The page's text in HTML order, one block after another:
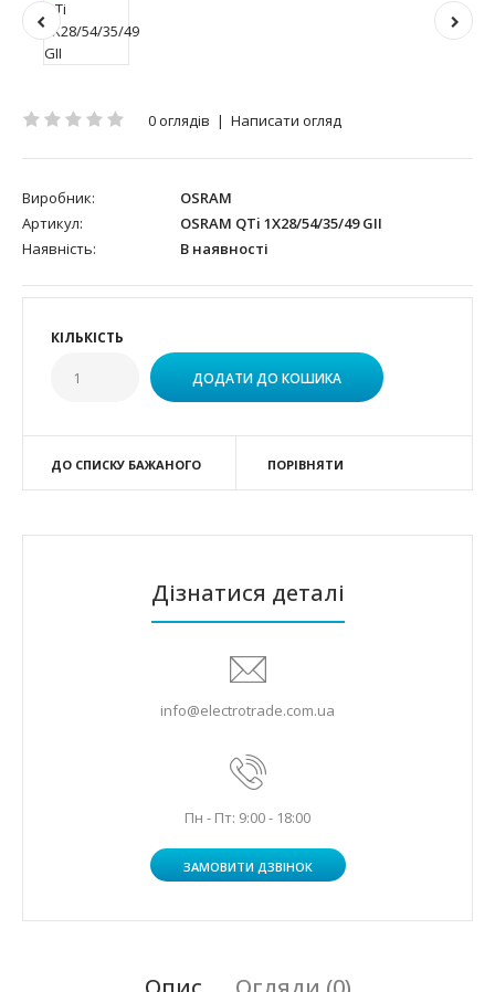
0 оглядів | Написати огляд
Виробник:
OSRAM
Артикул:
OSRAM QTi 1X28/54/35/49 GII
Наявність:
В наявності
КІЛЬКІСТЬ
ДО СПИСКУ БАЖАНОГО ПОРІВНЯТИ
Дізнатися деталі
info@electrotrade.com.ua
Пн - Пт: 9:00 - 18:00
ЗАМОВИТИ ДЗВІНОК